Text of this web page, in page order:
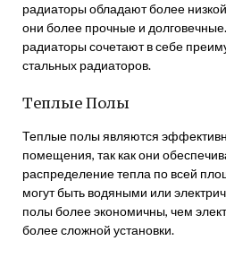
радиаторы обладают более
они более прочные и
радиаторы сочетают в себе
стальных радиаторов.
Теплые Полы
Теплые полы являются
помещения, так как они
распределение тепла по всей
могут быть водяными или
полы более экономичны, чем
более сложной установки.